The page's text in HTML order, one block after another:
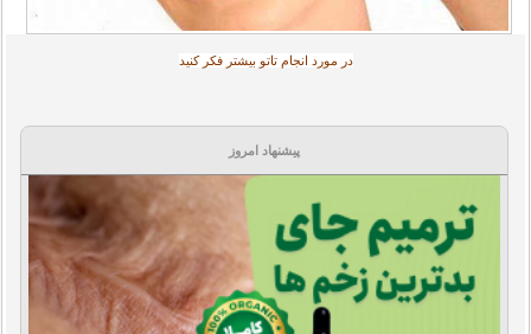
در مورد انجام تاتو بیشتر فکر کنید
پیشنهاد امروز